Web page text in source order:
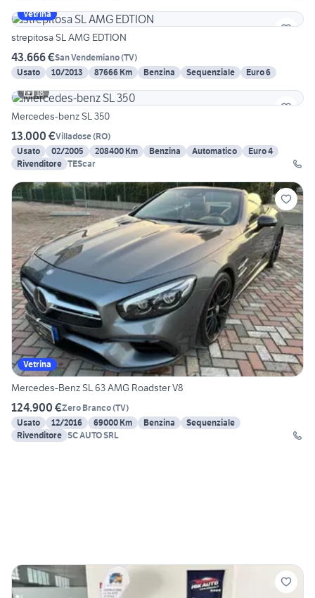
Vetrina
strepitosa SL AMG EDTION
43.666 €San Vendemiano(TV)
Usato
10/2013 87666 Km Benzina Sequenziale
Euro 6
18
Mercedes-benz SL 350
13.000 €Villadose(RO)
Usato
02/2005 208400 Km Benzina Automatico
Euro 4
Rivenditore TEScar
Vetrina
Mercedes-Benz SL 63 AMG Roadster V8
124.900 €Zero Branco(TV)
Usato
12/2016 69000 Km Benzina
Sequenziale
Rivenditore SC AUTO SRL